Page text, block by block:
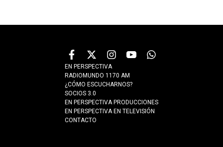
EN PERSPECTIVA
RADIOMUNDO 1170 AM
¿CÓMO ESCUCHARNOS?
SOCIOS 3.0
EN PERSPECTIVA PRODUCCIONES
EN PERSPECTIVA EN TELEVISIÓN
CONTACTO